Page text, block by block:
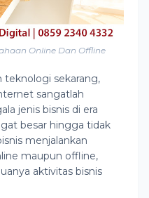
Online Dan Offline
teknologi sekarang,
sangatlah
jenis bisnis di era
besar hingga tidak
menjalankan
maupun offline,
aktivitas bisnis